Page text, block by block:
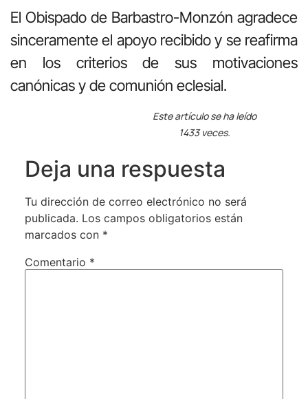
El Obispado de Barbastro-Monzón agradece
sinceramente el apoyo recibido y se reafirma
en los criterios de sus motivaciones
canónicas y de comunión eclesial.
Este artículo se ha leído
1433 veces.
Deja una respuesta
Tu dirección de correo electrónico no será
publicada. Los campos obligatorios están
marcados con *
Comentario *